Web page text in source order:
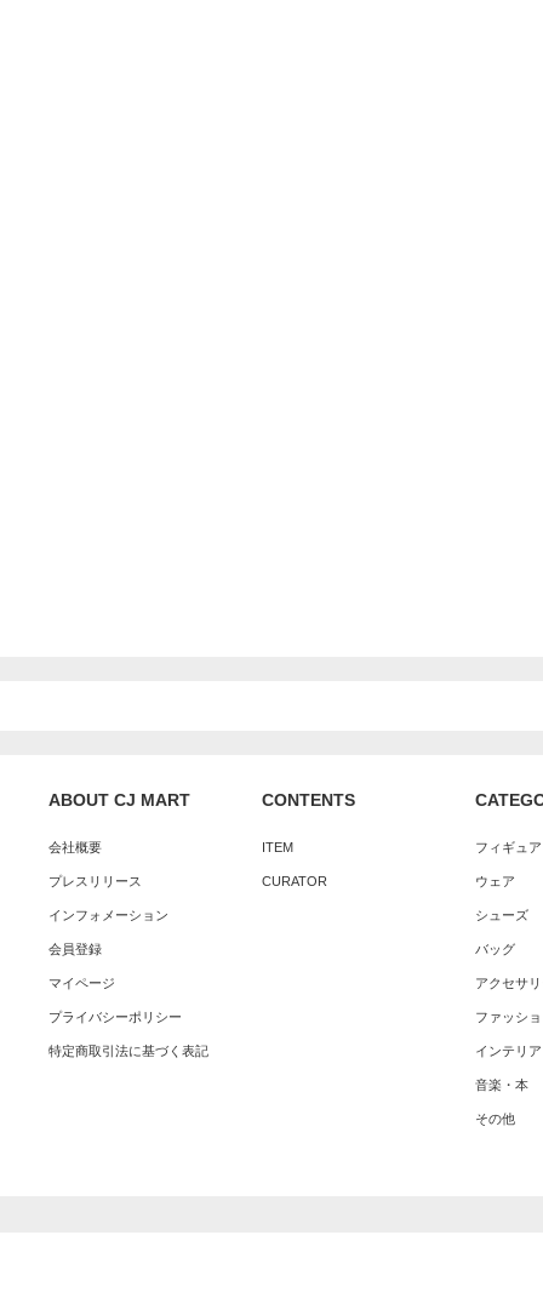
ABOUT CJ MART
会社概要
プレスリリース
インフォメーション
会員登録
マイページ
プライバシーポリシー
特定商取引法に基づく表記
CONTENTS
ITEM
CURATOR
フィギュ
ウェア
シューズ
バッグ
アクセサ
ファッシ
インテリア
音楽・本
その他